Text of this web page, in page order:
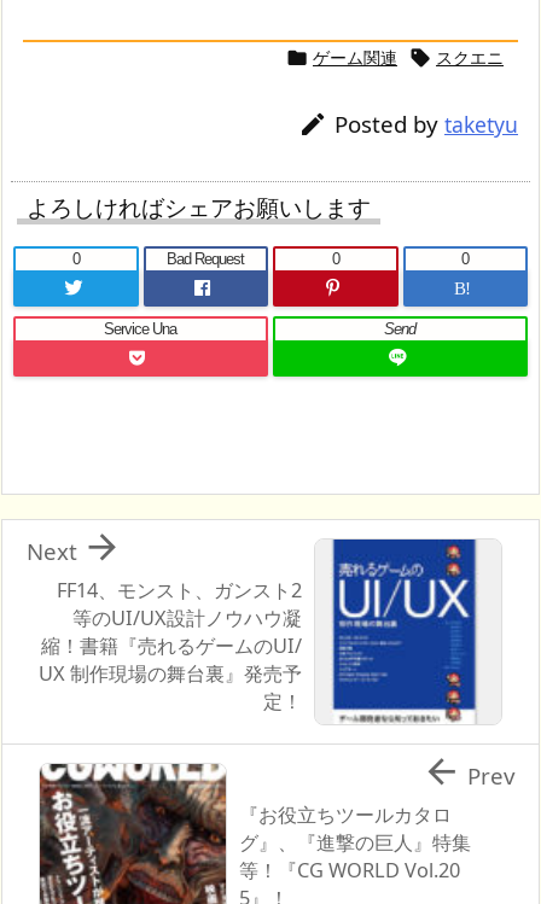
 ゲーム関連  スクエニ
 Posted by taketyu
よろしければシェアお願いします
0 Bad Request
0
B!
0
Service Una Send
FF14、モンスト、ガンスト2
等のUI/UX設計ノウハウ凝
縮！書籍『売れるゲームのUI/
UX 制作現場の舞台裏』発売予
定！

Next
『お役立ちツールカタロ
グ』、『進撃の巨人』特集
等！『CG WORLD Vol.20
5』！
 Prev